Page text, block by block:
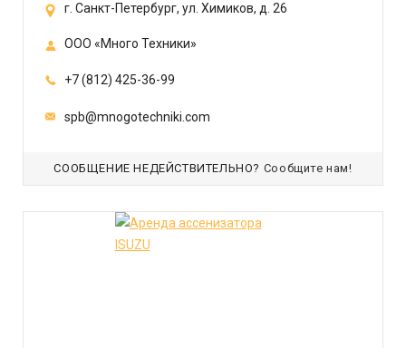
г. Санкт-Петербург, ул. Химиков, д. 26
ООО «Много Техники»
+7 (812) 425-36-99
spb@mnogotechniki.com
СООБЩЕНИЕ НЕДЕЙСТВИТЕЛЬНО? Сообщите нам!